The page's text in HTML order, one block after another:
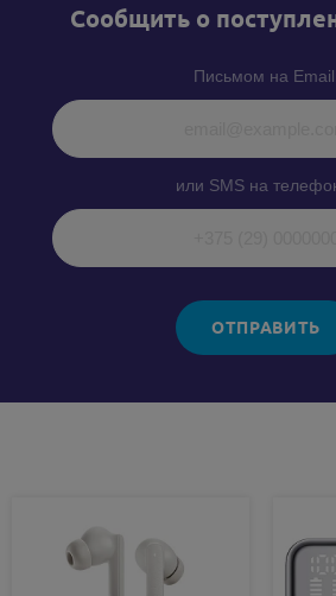
Cообщить о
Письмом на
или SMS на
ОТПРАВИТЬ